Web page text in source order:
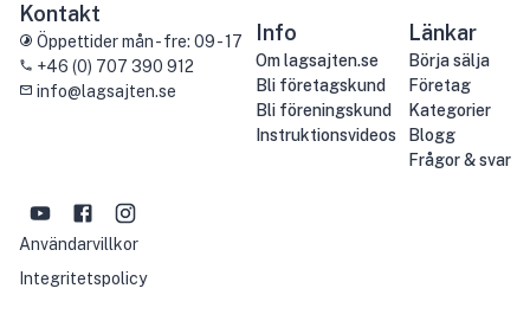
Kontakt
Öppettider mån - fre: 09 - 17
+46 (0) 707 390 912
info@lagsajten.se
Info
Om lagsajten.se
Bli företagskund
Bli föreningskund
Instruktionsvideos
Länkar
Börja sälja
Företag
Kategorier
Blogg
Frågor & svar
Användarvillkor
Integritetspolicy